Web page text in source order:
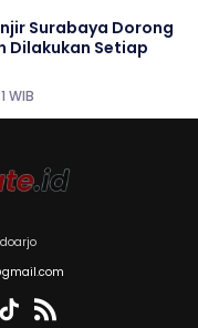
Surabaya Dorong
Dilakukan Setiap
WIB